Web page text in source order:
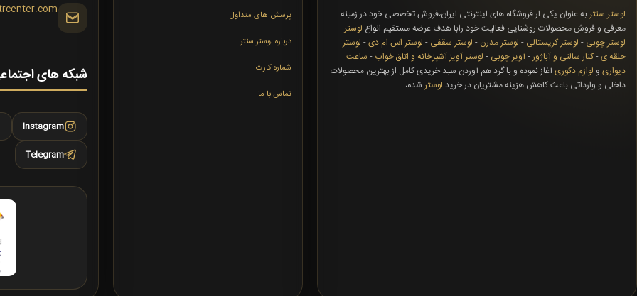
لوستر سنتربه عنوان یکی ار فروشگاه های اینترنتی ایران،فروش تخصصی خود در زمینه
معرفی و فروش محصولات روشنایی فعالیت خود رابا هدف عرضه مستقیم انواع لوستر-
لوستر چوبی - لوستر کریستالی - لوستر مدرن - لوستر سقفی - لوستر اس ام دی- لوستر
حلقه ی-کنار سالنی و آباژور-آویز چوبی - لوستر آویز آشپزخانه و اتاق خواب - ساعت
دیواری و لوازم دکوریآغاز نموده و با گرد هم آوردن سبد خریدی کامل از بهترین محصولات
داخلی و وارداتی باعث کاهش هزینه مشتریان در خرید لوسترشده،
پرسش های متداول
درباره لوستر سنتر
شماره کارت
تماس با ما
شبکه های
Instagram
Telegram